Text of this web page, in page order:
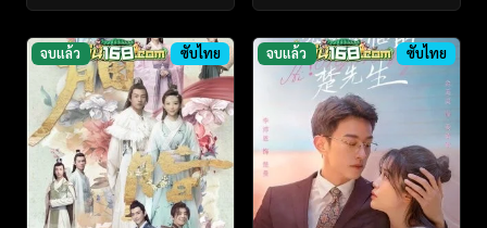
จบแล้ว ซับไทย จบแล้ว ซับไทย